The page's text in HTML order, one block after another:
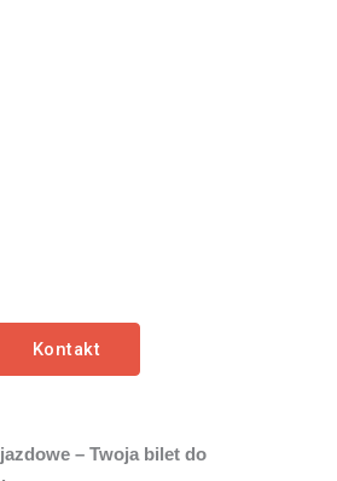
Kontakt
– Twoja bilet do